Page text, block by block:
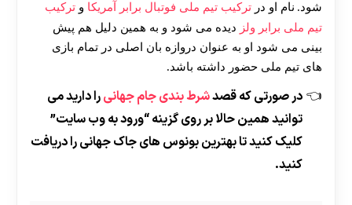
شود. نام او در ترکیب تیم ملی فوتبال برابر آمریکا و ترکیب
تیم ملی برابر ولز دیده می شود و به همین دلیل هم پیش
بینی می شود او به عنوان دروازه بان اصلی در تمام بازی
های تیم ملی حضور داشته باشد.
در صورتی که قصدشرط بندی جام جهانیرا دارید می
توانید همین حالا بر روی گزینه “ورود به وب سایت”
کلیک کنید تا بهترین بونوس های جاک جهانی را دریافت
کنید.